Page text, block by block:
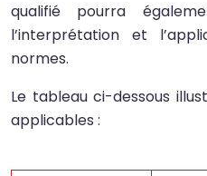
qualifié pourra
l’interprétation et
normes.
Le tableau ci-dessous
applicables :